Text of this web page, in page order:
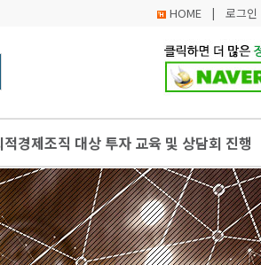
HOME| 로그인
경제조직 대상 투자 교육 및 상담회 진행
전 추진계획 마련… 관광 활성화 적극 추진
성수, 상반기 입주기업 8개사 모집